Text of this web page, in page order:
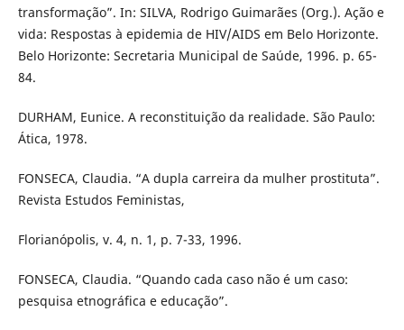
transformação”. In: SILVA, Rodrigo Guimarães (Org.). Ação e
vida: Respostas à epidemia de HIV/AIDS em Belo Horizonte.
Belo Horizonte: Secretaria Municipal de Saúde, 1996. p. 65-
84.
DURHAM, Eunice. A reconstituição da realidade. São Paulo:
Ática, 1978.
FONSECA, Claudia. “A dupla carreira da mulher prostituta”.
Revista Estudos Feministas,
Florianópolis, v. 4, n. 1, p. 7-33, 1996.
FONSECA, Claudia. “Quando cada caso não é um caso:
pesquisa etnográfica e educação”.